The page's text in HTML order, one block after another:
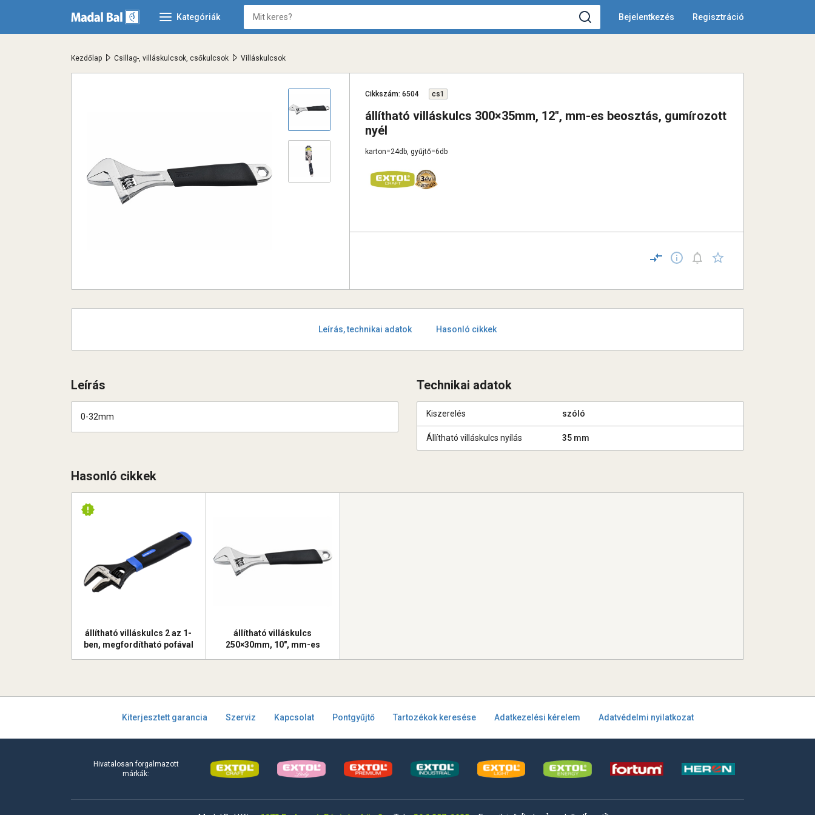
Kategóriák Bejelentkezés Regisztráció
Kezdőlap > Csillag-, villáskulcsok, csőkulcsok > Villáskulcsok
Cikkszám: 6504 cs1
állítható villáskulcs 300×35mm, 12", mm-es beosztás, gumírozott
nyél
karton=24db, gyűjtő=6db
Leírás, technikai adatok Hasonló cikkek
Leírás
0-32mm
Technikai adatok
Kiszerelés szóló
Állítható villáskulcs nyílás 35 mm
Hasonló cikkek
állítható villáskulcs 2 az 1-
ben, megfordítható pofával
állítható villáskulcs
250×30mm, 10", mm-es
Kiterjesztett garancia Szerviz Kapcsolat Pontgyűjtő Tartozékok keresése Adatkezelési kérelem Adatvédelmi nyilatkozat
Hivatalosan forgalmazott
márkák: